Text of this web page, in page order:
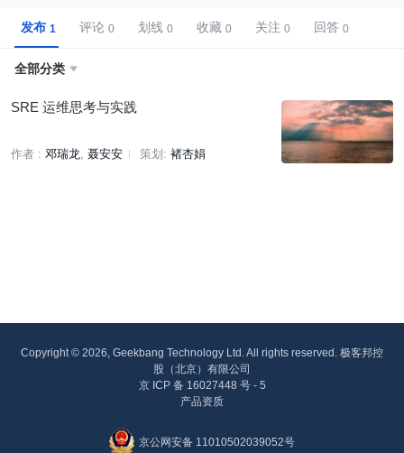
发布 评论 划线 收藏 关注 回答
全部分类 
SRE 运维思考与实践
作者 : 邓瑞龙 聂安安 策划: 褚杏娟
Copyright © 2026, Geekbang Technology Ltd. All rights reserved. 极客邦控
股（北京）有限公司
京 ICP 备 16027448 号 - 5
产品资质
京公网安备 11010502039052号